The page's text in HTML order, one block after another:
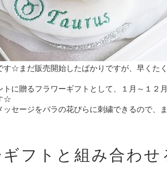
☆まだ販売開始したばかりですが、早くた
に贈るフラワーギフトとして、１月～１２
☆
セージをバラの花びらに刺繍できるので、
フトと組み合わせ